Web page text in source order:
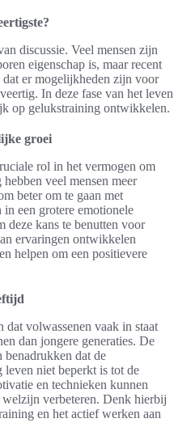
discussie. Veel mensen zijn
eigenschap is, maar recent
er mogelijkheden zijn voor
In deze fase van het leven
op gelukstraining ontwikkelen.
groei
rol in het vermogen om
veel mensen meer
beter om te gaan met
een grotere emotionele
deze kans te benutten voor
ervaringen ontwikkelen
helpen om een positievere
dat volwassenen vaak in staat
dan jongere generaties. De
benadrukken dat de
niet beperkt is tot de
en technieken kunnen
verbeteren. Denk hierbij
en het actief werken aan